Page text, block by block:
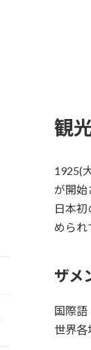
観
1925(
が開始
日本
められ
ザメ
国際語
世界各